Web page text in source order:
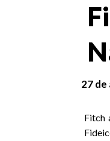
27 de
Fitch